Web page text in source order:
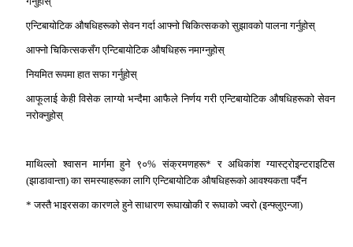
एन्टिबायोटिक औषधिहरूको सेवन गर्दा आफ्नो चिकित्सकको सुझावको पालना गर्नुहोस्
आफ्नो चिकित्सकसँग एन्टिबायोटिक औषधिहरू नमाग्नुहोस्
नियमित रूपमा हात सफा गर्नुहोस्
आफूलाई केही विसेक लाग्यो भन्दैमा आफैले निर्णय गरी एन्टिबायोटिक औषधिहरूको सेवन
नरोक्नुहोस्
माथिल्लो श्वासन मार्गमा हुने ९०% संक्रमणहरू* र अधिकांश ग्यास्ट्रोइन्टराइटिस
(झाडावान्ता) का समस्याहरूका लागि एन्टिबायोटिक औषधिहरूको आवश्यकता पर्दैन
* जस्तै भाइरसका कारणले हुने साधारण रूघाखोकी र रूघाको ज्वरो (इन्फ्लुएन्जा)